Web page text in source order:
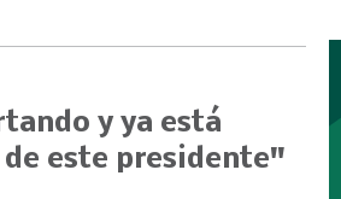
y ya está
este presidente"